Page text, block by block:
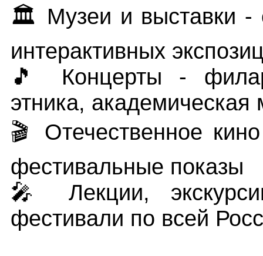
🏛️ Музеи и выставки -
интерактивных
🎵 Концерты -
этника, академическая
🎬 Отечественное
фестивальные показы
🎤 Лекции,
фестивали по всей